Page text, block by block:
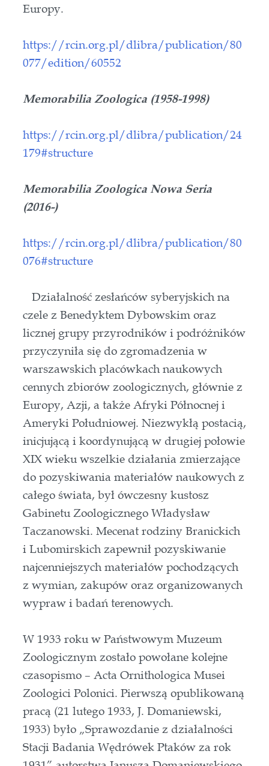
Europy.
https://rcin.org.pl/dlibra/publication/80
077/edition/60552
Memorabilia Zoologica (1958-1998)
https://rcin.org.pl/dlibra/publication/24
179#structure
Memorabilia Zoologica Nowa Seria
(2016-)
https://rcin.org.pl/dlibra/publication/80
076#structure
Działalność zesłańców syberyjskich na
czele z Benedyktem Dybowskim oraz
licznej grupy przyrodników i podróżników
przyczyniła się do zgromadzenia w
warszawskich placówkach naukowych
cennych zbiorów zoologicznych, głównie z
Europy, Azji, a także Afryki Północnej i
Ameryki Południowej. Niezwykłą postacią,
inicjującą i koordynującą w drugiej połowie
XIX wieku wszelkie działania zmierzające
do pozyskiwania materiałów naukowych z
całego świata, był ówczesny kustosz
Gabinetu Zoologicznego Władysław
Taczanowski. Mecenat rodziny Branickich
i Lubomirskich zapewnił pozyskiwanie
najcenniejszych materiałów pochodzących
z wymian, zakupów oraz organizowanych
wypraw i badań terenowych.
W 1933 roku w Państwowym Muzeum
Zoologicznym zostało powołane kolejne
czasopismo – Acta Ornithologica Musei
Zoologici Polonici. Pierwszą opublikowaną
pracą (21 lutego 1933, J. Domaniewski,
1933) było „Sprawozdanie z działalności
Stacji Badania Wędrówek Ptaków za rok